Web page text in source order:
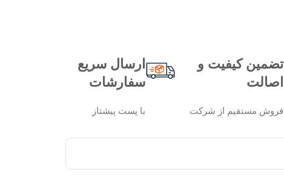
تضمین کیفیت و
اصالت
فروش مستقیم از شرکت
ارسال سریع
سفارشات
با پست پیشتاز